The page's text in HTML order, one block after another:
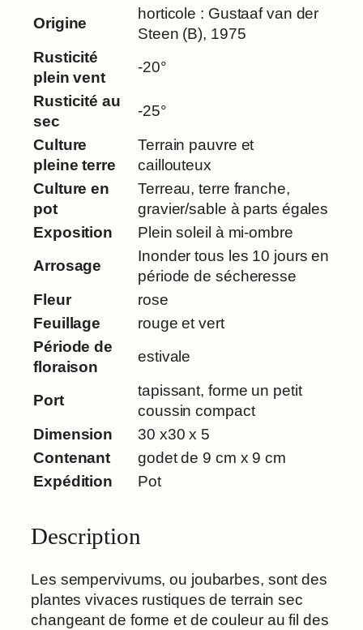
v
v
u
m
T
o
r
d
e
r
s
M
e
m
o
r
y
Origine
horticole : Gustaaf van der
Steen (B), 1975
Rusticité
plein vent
-20°
Rusticité au
sec
-25°
Culture
pleine terre
Terrain pauvre et
caillouteux
Culture en
pot
Terreau, terre franche,
gravier/sable à parts égales
Exposition
Plein soleil à mi-ombre
Arrosage
Inonder tous les 10 jours en
période de sécheresse
Fleur
rose
Feuillage
rouge et vert
Période de
floraison
estivale
Port
tapissant, forme un petit
coussin compact
Dimension
30 x30 x 5
Contenant
godet de 9 cm x 9 cm
Expédition
Pot
Description
Les sempervivums, ou joubarbes, sont des
plantes vivaces rustiques de terrain sec
changeant de forme et de couleur au fil des